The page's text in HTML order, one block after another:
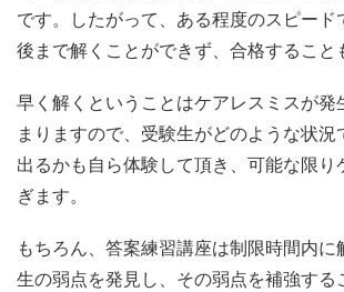
です。したがって、ある程度のスピード
後まで解くことができず、合格すること
早く解くということはケアレスミスが発
まりますので、受験生がどのような状況
出るかも自ら体験して頂き、可能な限り
ぎます。
もちろん、答案練習講座は制限時間内に
生の弱点を発見し、その弱点を補強する